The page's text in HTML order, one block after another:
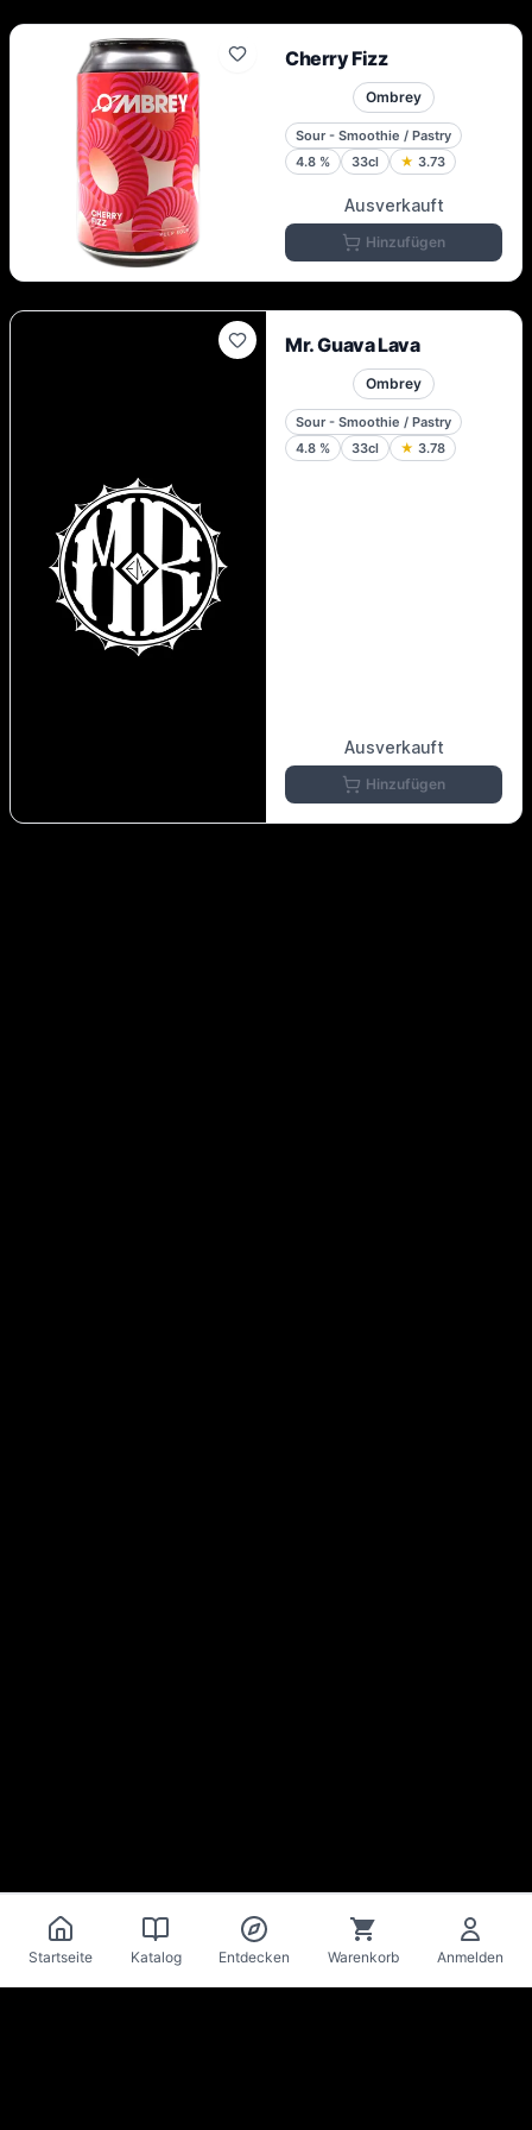
Cherry Fizz
Ombrey
Sour - Smoothie / Pastry
4.8 % 33cl ★ 3.73
Ausverkauft
Hinzufügen
Mr. Guava Lava
Ombrey
Sour - Smoothie / Pastry
4.8 % 33cl ★ 3.78
Ausverkauft
Hinzufügen
Startseite Katalog Entdecken Warenkorb Anmelden